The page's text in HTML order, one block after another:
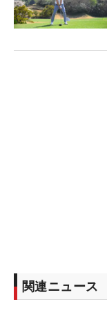
関連ニュース